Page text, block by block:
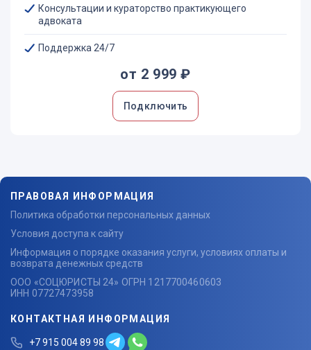
Консультации и кураторство практикующего
адвоката
Поддержка 24/7
от 2 999 ₽
Подключить
ПРАВОВАЯ ИНФОРМАЦИЯ
Политика обработки персональных данных
Условия доступа к сайту
Информация о порядке оказания услуги, условиях оплаты и
возврата денежных средств
ООО «СОЦЮРИСТЫ 24» ОГРН 1217700460603
ИНН 07727473958
КОНТАКТНАЯ ИНФОРМАЦИЯ
+7 915 004 89 98